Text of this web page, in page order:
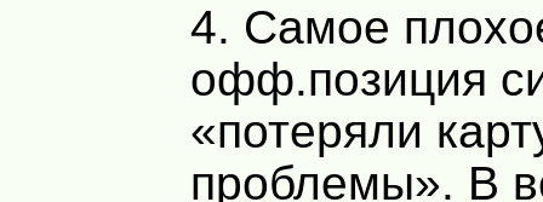
4. Самое
офф.позиция
«потеряли
проблемы». В